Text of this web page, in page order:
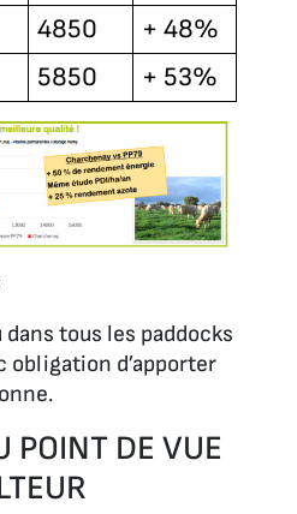
4850
+ 48%
5850 + 53%
dans tous les paddocks
obligation d’apporter
POINT DE VUE